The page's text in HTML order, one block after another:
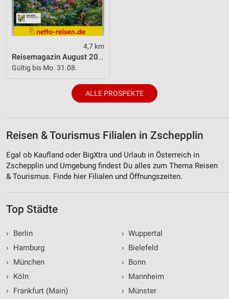
4,7 km
Reisemagazin August 2026
Gültig bis Mo. 31.08.
ALLE PROSPEKTE
Reisen & Tourismus Filialen in Zschepplin
Egal ob Kaufland oder BigXtra und Urlaub in Österreich in
Zschepplin und Umgebung findest Du alles zum Thema Reisen
& Tourismus. Finde hier Filialen und Öffnungszeiten.
Top Städte
›
Berlin
›
Hamburg
›
München
›
Köln
›
Frankfurt (Main)
› Wuppertal
› Bielefeld
› Bonn
› Mannheim
› Münster